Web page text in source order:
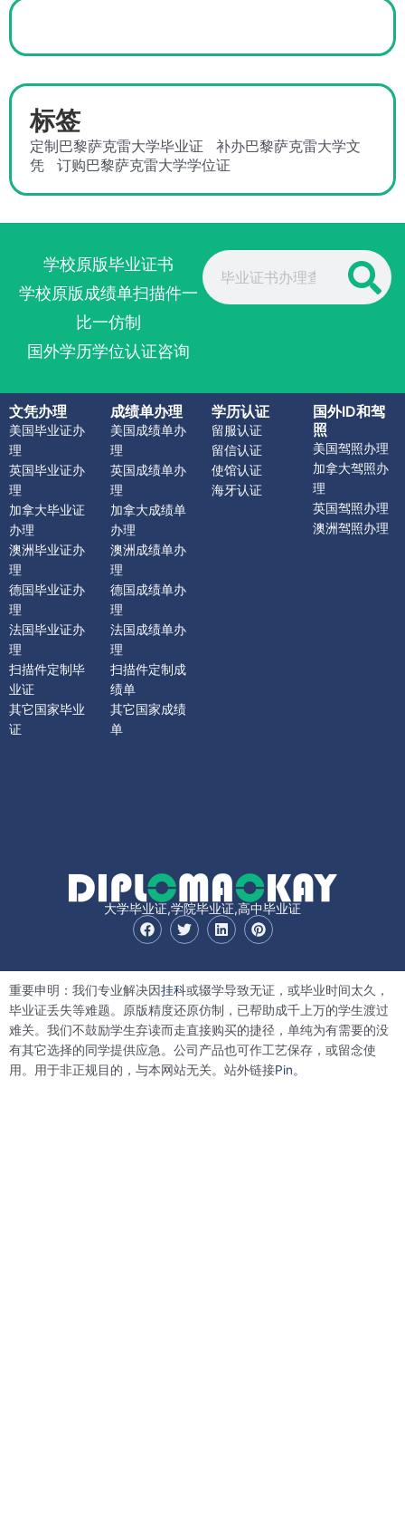
标签
定制巴黎萨克雷大学毕业证
补办巴黎萨克雷大学文
凭
订购巴黎萨克雷大学学位证
学校原版毕业证书
学校原版成绩单扫描件一
比一仿制
国外学历学位认证咨询
Search
文凭办理
美国毕业证办
理
英国毕业证办
理
加拿大毕业证
办理
澳洲毕业证办
理
德国毕业证办
理
法国毕业证办
理
扫描件定制毕
业证
其它国家毕业
证
成绩单办理
美国成绩单办
理
英国成绩单办
理
加拿大成绩单
办理
澳洲成绩单办
理
德国成绩单办
理
法国成绩单办
理
扫描件定制成
绩单
其它国家成绩
单
学历认证
留服认证
留信认证
使馆认证
海牙认证
国外ID和驾
照
美国驾照办理
加拿大驾照办
理
英国驾照办理
澳洲驾照办理
大学毕业证,学院毕业证,高中毕业证
F
a
o
o
k
T
w
t
e
r
L
i
d
i
n
P
i
r
e
s
t
重要申明：我们专业解决因挂科或辍学导致无证，或毕业时间太久，
毕业证丢失等难题。原版精度还原仿制，已帮助成千上万的学生渡过
难关。我们不鼓励学生弃读而走直接购买的捷径，单纯为有需要的没
有其它选择的同学提供应急。公司产品也可作工艺保存，或留念使
用。用于非正规目的，与本网站无关。站外链接Pin。